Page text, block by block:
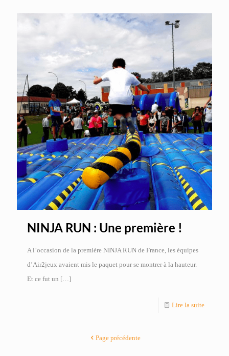
NINJA RUN : Une première !
A l’occasion de la première NINJA RUN de France, les équipes
d’Air2jeux avaient mis le paquet pour se montrer à la hauteur.
Et ce fut un […]
Lire la suite
Page précédente